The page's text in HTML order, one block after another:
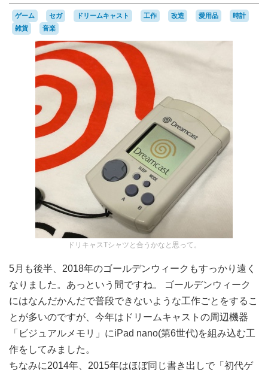
ゲーム セガ ドリームキャスト 工作 改造 愛用品
時計
雑貨
音楽
ドリキャスTシャツと合うかなと思って。
5月も後半、2018年のゴールデンウィークもすっかり遠く
なりました。あっという間ですね。 ゴールデンウィーク
にはなんだかんだで普段できないような工作ごとをするこ
とが多いのですが、今年はドリームキャストの周辺機器
「ビジュアルメモリ」にiPad nano(第6世代)を組み込む工
作をしてみました。
ちなみに2014年、2015年はほぼ同じ書き出しで「初代ゲ